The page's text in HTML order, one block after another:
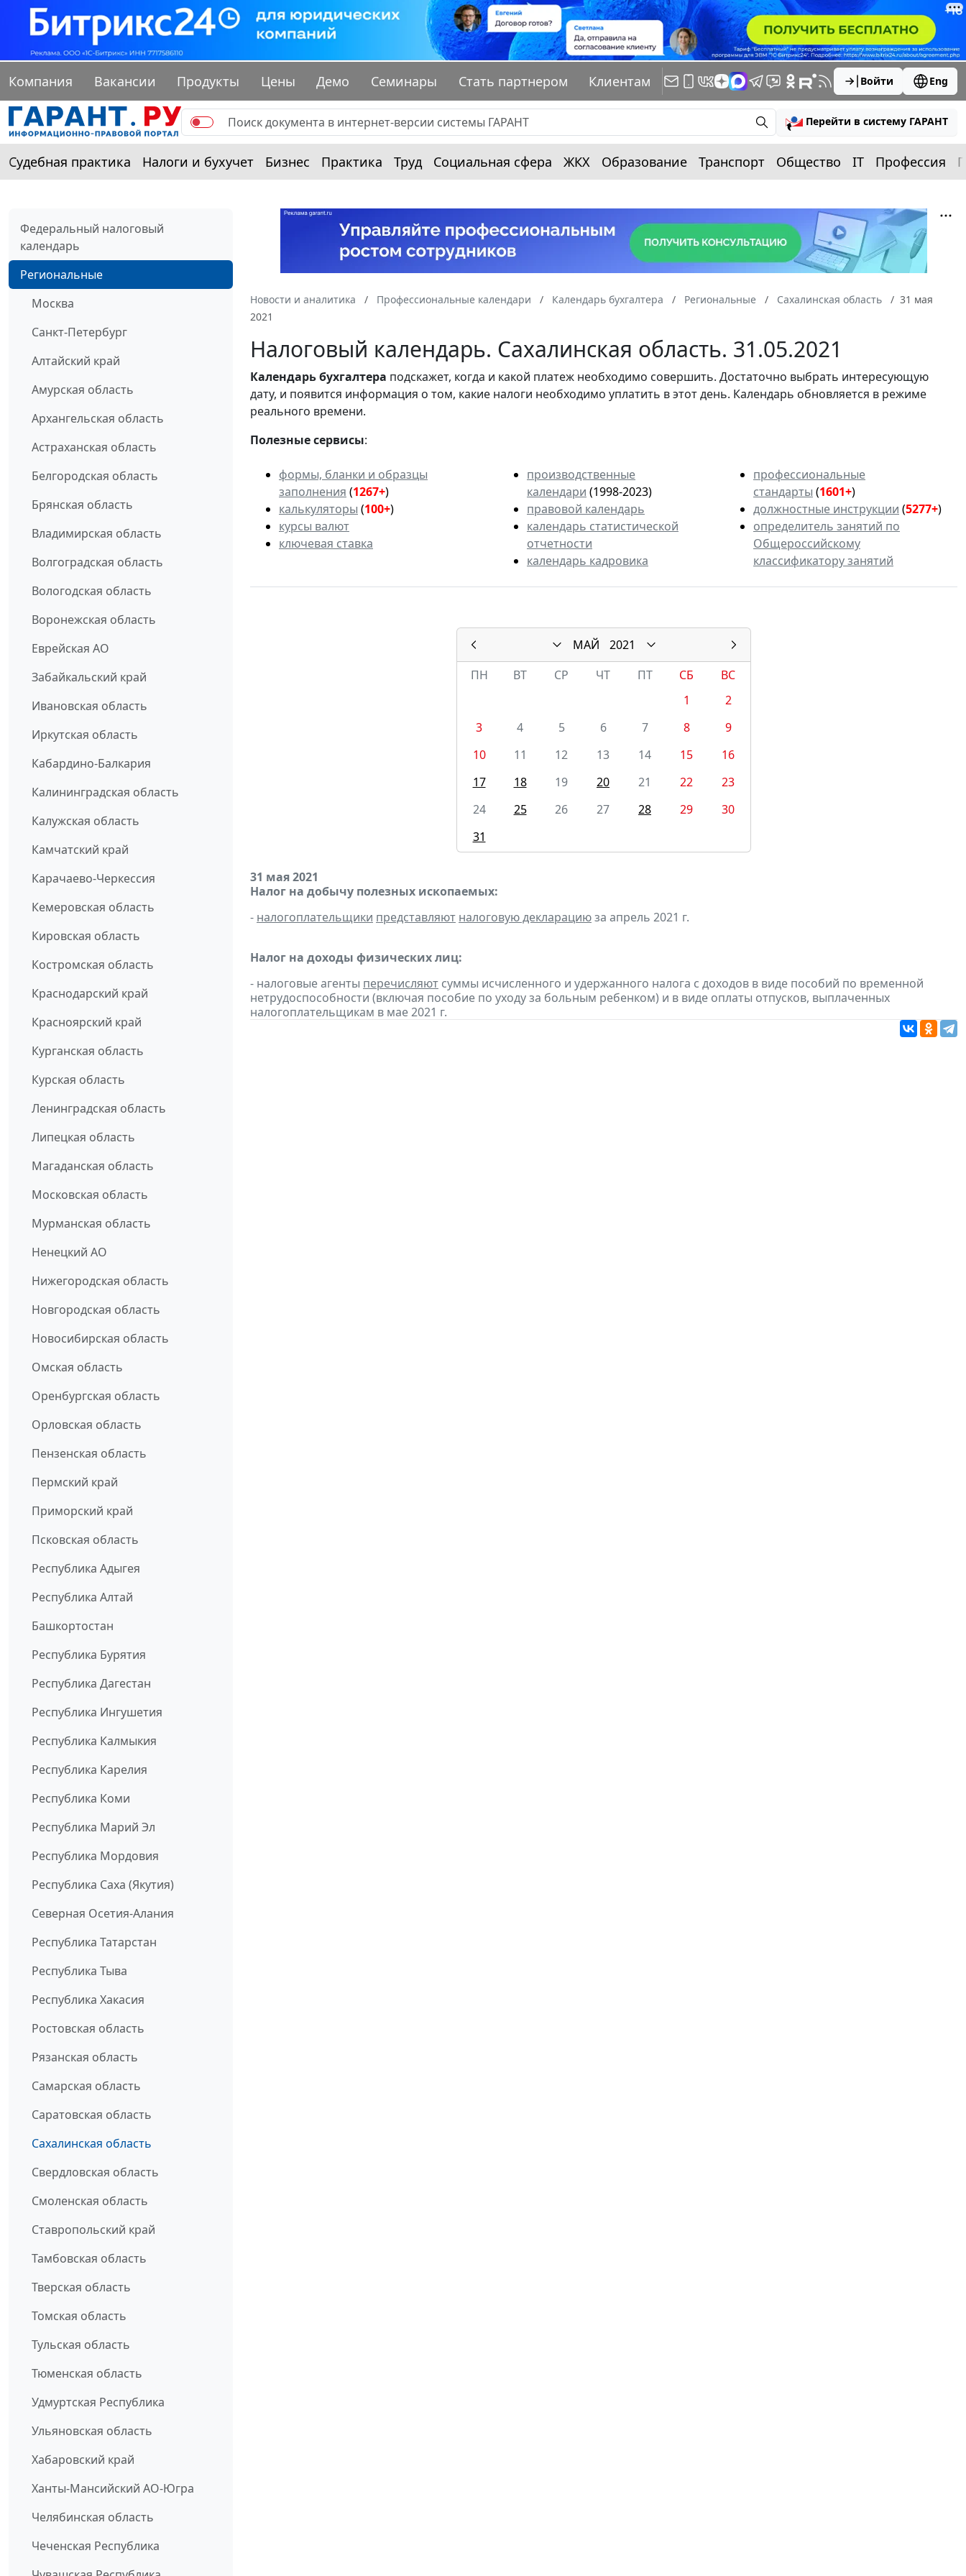
Компания Вакансии Продукты Цены Демо Семинары Стать партнером Клиентам Войти Eng
Перейти в систему ГАРАНТ
Судебная практика Налоги и бухучет Бизнес Практика Труд Социальная сфера ЖКХ Образование Транспорт Общество IT Профессия
Федеральный налоговый
календарь
Региональные
Москва
Санкт-Петербург
Алтайский край
Амурская область
Архангельская область
Астраханская область
Белгородская область
Брянская область
Владимирская область
Волгоградская область
Вологодская область
Воронежская область
Еврейская АО
Забайкальский край
Ивановская область
Иркутская область
Кабардино-Балкария
Калининградская область
Калужская область
Камчатский край
Карачаево-Черкессия
Кемеровская область
Кировская область
Костромская область
Краснодарский край
Красноярский край
Курганская область
Курская область
Ленинградская область
Липецкая область
Магаданская область
Московская область
Мурманская область
Ненецкий АО
Нижегородская область
Новгородская область
Новосибирская область
Омская область
Оренбургская область
Орловская область
Пензенская область
Пермский край
Приморский край
Псковская область
Республика Адыгея
Республика Алтай
Башкортостан
Республика Бурятия
Республика Дагестан
Республика Ингушетия
Республика Калмыкия
Республика Карелия
Республика Коми
Республика Марий Эл
Республика Мордовия
Республика Саха (Якутия)
Северная Осетия-Алания
Республика Татарстан
Республика Тыва
Республика Хакасия
Ростовская область
Рязанская область
Самарская область
Саратовская область
Сахалинская область
Свердловская область
Смоленская область
Ставропольский край
Тамбовская область
Тверская область
Томская область
Тульская область
Тюменская область
Удмуртская Республика
Ульяновская область
Хабаровский край
Ханты-Мансийский АО-Югра
Челябинская область
Чеченская Республика
Новости и аналитика Профессиональные календари Календарь бухгалтера Региональные Сахалинская область
31 мая
2021
Налоговый календарь. Сахалинская область. 31.05.2021
Календарьбухгалтера подскажет, когда и какой платеж необходимо совершить. Достаточно выбрать интересующую
дату, и появится информация о том, какие налоги необходимо уплатить в этот день. Календарь обновляется в режиме
реального времени.
Полезные сервисы:
формы, бланки и образцы
заполнения (1267+)
калькуляторы (100+)
курсы валют
ключевая ставка
производственные
календари (1998-2023)
правовой календарь
календарь статистической
отчетности
календарь кадровика
профессиональные
стандарты (1601+)
должностные инструкции (5277+)
определитель занятий по
Общероссийскому
классификатору занятий
МАЙ
2021
ПН
ВТ СР ЧТ ПТ СБ
ВС
1
2
3
4 5 6 7 8
9
10
11 12 13 14 15
16
17
18 19 20 21 22
23
24
25 26 27 28 29
30
31
31 мая 2021
Налог на добычу полезных ископаемых:
- налогоплательщики представляют налоговую декларациюза апрель 2021 г.
Налог на доходы физических лиц:
- налоговые агенты перечисляют суммы исчисленного и удержанного налога с доходов в виде пособий по временной
нетрудоспособности (включая пособие по уходу за больным ребенком) и в виде оплаты отпусков, выплаченных
налогоплательщикам в мае 2021 г.